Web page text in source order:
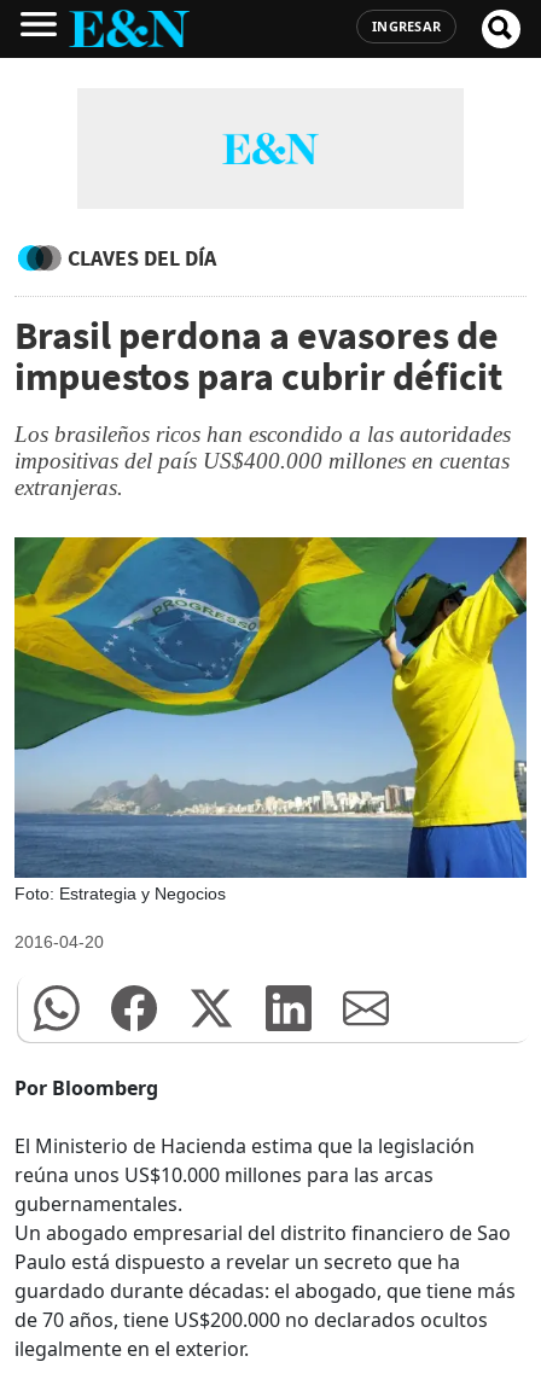
INGRESAR
CLAVES DEL DÍA
Brasil perdona a evasores de
impuestos para cubrir déficit
Los brasileños ricos han escondido a las autoridades
impositivas del país US$400.000 millones en cuentas
extranjeras.
Foto: Estrategia y Negocios
2016-04-20
Por Bloomberg
El Ministerio de Hacienda estima que la legislación
reúna unos US$10.000 millones para las arcas
gubernamentales.
Un abogado empresarial del distrito financiero de Sao
Paulo está dispuesto a revelar un secreto que ha
guardado durante décadas: el abogado, que tiene más
de 70 años, tiene US$200.000 no declarados ocultos
ilegalmente en el exterior.